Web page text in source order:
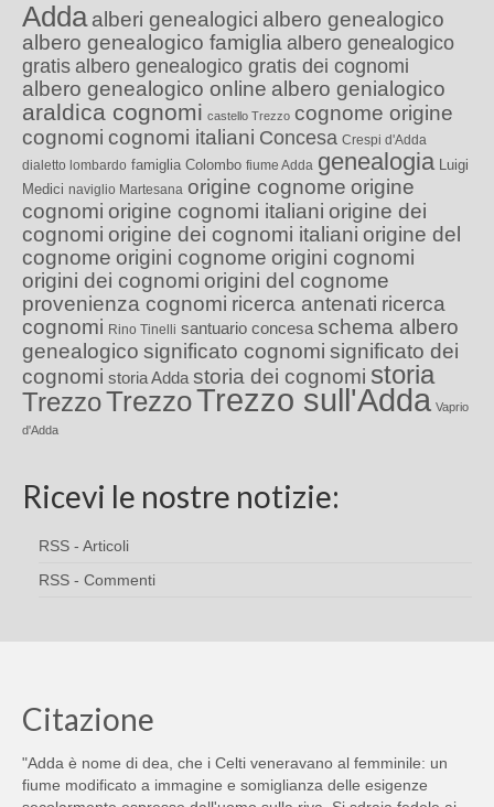
Adda alberi genealogici albero genealogico
albero genealogico famiglia albero genealogico
gratis albero genealogico gratis dei cognomi
albero genealogico online albero genialogico
araldica cognomi castello Trezzo cognome origine
cognomi cognomi italiani Concesa Crespi d'Adda
dialetto lombardo famiglia Colombo fiume Adda genealogia Luigi
Medici naviglio Martesana origine cognome origine
cognomi origine cognomi italiani origine dei
cognomi origine dei cognomi italiani origine del
cognome origini cognome origini cognomi
origini dei cognomi origini del cognome
provenienza cognomi ricerca antenati ricerca
cognomi Rino Tinelli santuario concesa schema albero
genealogico significato cognomi significato dei
cognomi storia Adda storia dei cognomi storia
TrezzoTrezzoTrezzo sull'Adda Vaprio
d'Adda
Ricevi le nostre notizie:
RSS - Articoli
RSS - Commenti
Citazione
"Adda è nome di dea, che i Celti veneravano al femminile: un
fiume modificato a immagine e somiglianza delle esigenze